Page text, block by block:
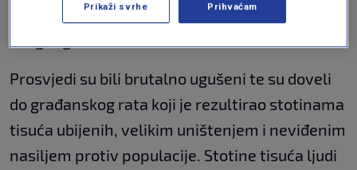
antivladine grafite na zidovima svoje škole te
Prosvjedi su bili brutalno ugušeni te su doveli
do građanskog rata koji je rezultirao stotinama
tisuća ubijenih, velikim uništenjem i neviđenim
nasiljem protiv populacije. Stotine tisuća ljudi
Prikaži svrhe Prihvaćam